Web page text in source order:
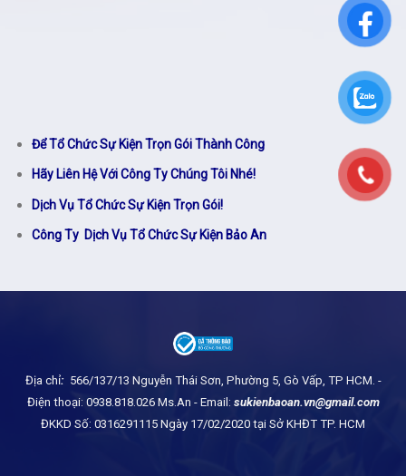
Để Tổ Chức Sự Kiện Trọn Gói Thành Công
Hãy Liên Hệ Với Công Ty Chúng Tôi Nhé!
Dịch Vụ Tổ Chức Sự Kiện Trọn Gói!
Công Ty Dịch Vụ Tổ Chức Sự Kiện Bảo An
Địa chỉ: 566/137/13 Nguyễn Thái Sơn, Phường 5, Gò Vấp, TP HCM. -
Điện thoại: 0938.818.026 Ms.An - Email: sukienbaoan.vn@gmail.com
ĐKKD Số: 0316291115 Ngày 17/02/2020 tại Sở KHĐT TP. HCM